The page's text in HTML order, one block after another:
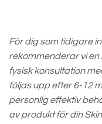
För dig som tidigare
rekommenderar vi en
fysisk konsultation
följas upp efter 6-12
personlig effektiv
av produkt för din